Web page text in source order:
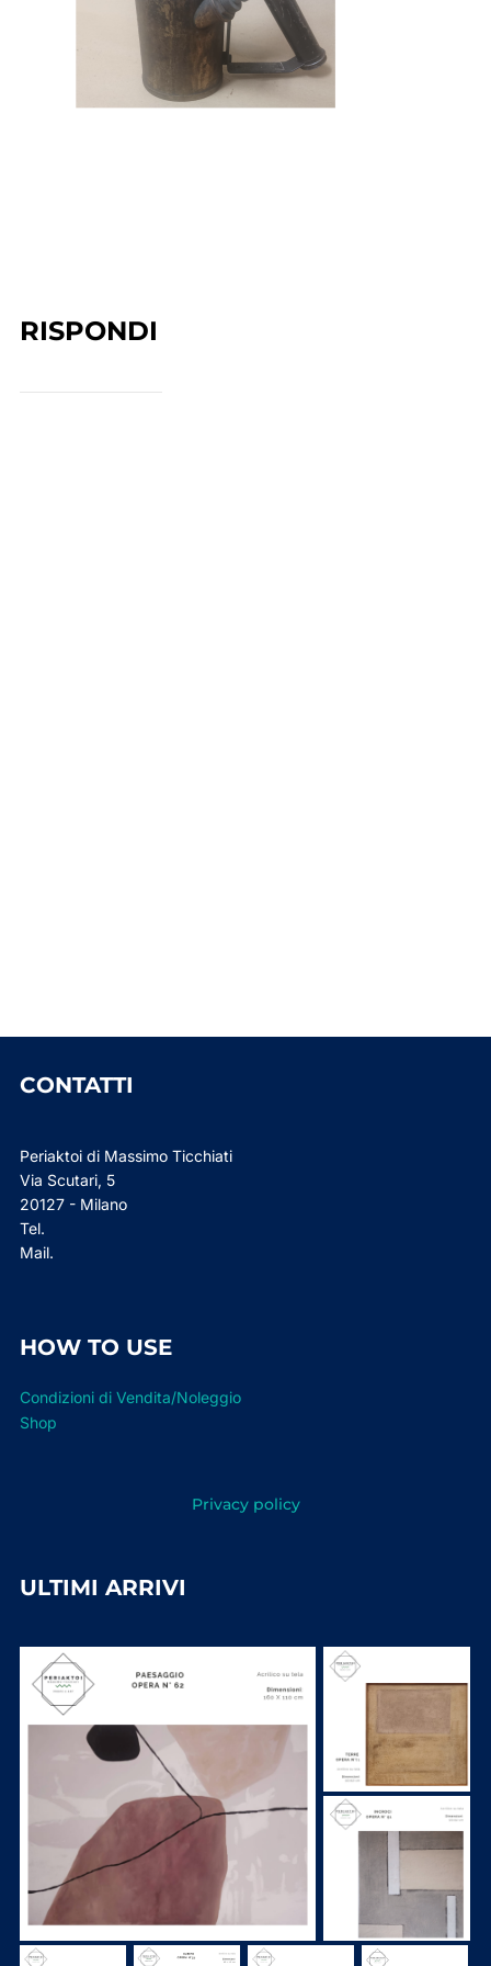
RISPONDI
CONTATTI
Periaktoi di Massimo Ticchiati
Via Scutari, 5
20127 - Milano
Tel.
Mail.
HOW TO USE
Condizioni di Vendita/Noleggio
Shop
Privacy policy
ULTIMI ARRIVI